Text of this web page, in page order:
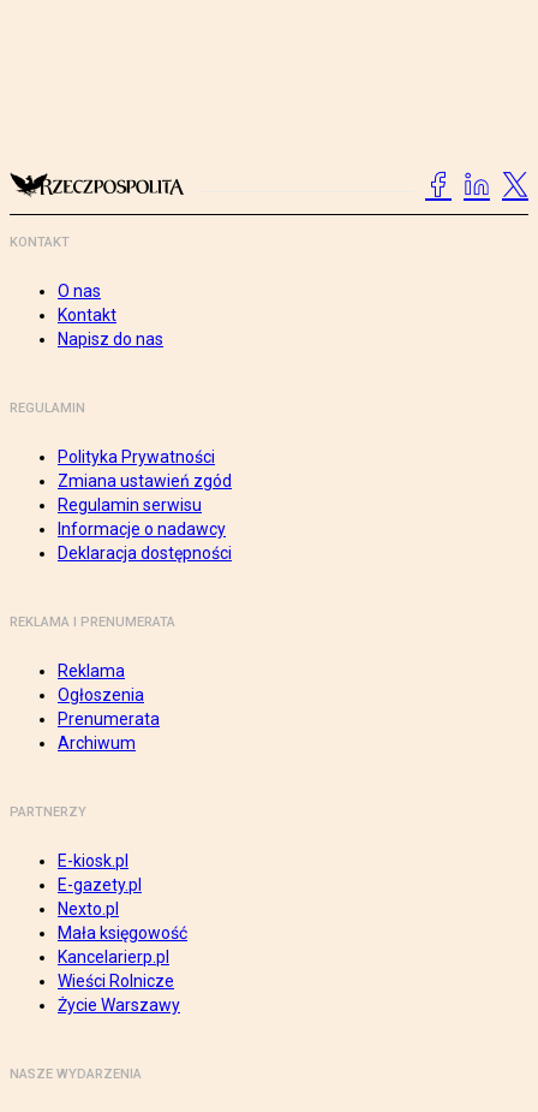
KONTAKT
O nas
Kontakt
Napisz do nas
REGULAMIN
Polityka Prywatności
Zmiana ustawień zgód
Regulamin serwisu
Informacje o nadawcy
Deklaracja dostępności
REKLAMA I PRENUMERATA
Reklama
Ogłoszenia
Prenumerata
Archiwum
PARTNERZY
E-kiosk.pl
E-gazety.pl
Nexto.pl
Mała księgowość
Kancelarierp.pl
Wieści Rolnicze
Życie Warszawy
NASZE WYDARZENIA